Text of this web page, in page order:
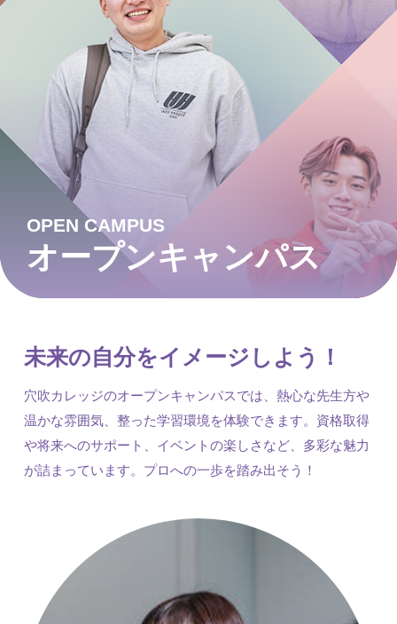
OPEN CAMPUS
オープンキャンパス
未来の自分をイメージしよう！
穴吹カレッジのオープンキャンパスでは、熱心な先生方や
温かな雰囲気、整った学習環境を体験できます。資格取得
や将来へのサポート、イベントの楽しさなど、多彩な魅力
が詰まっています。プロへの一歩を踏み出そう！